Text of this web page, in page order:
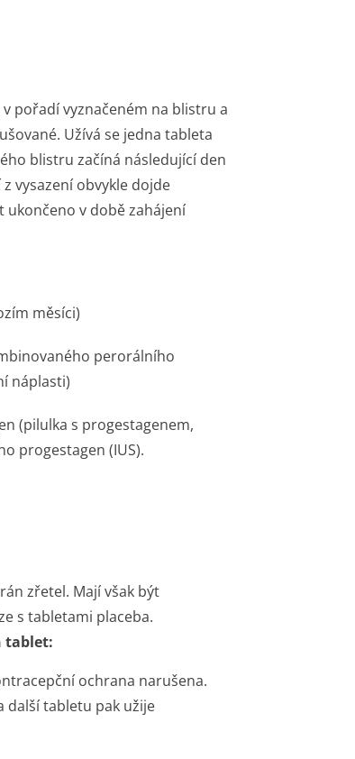
pořadí vyznačeném na blistru a
Užívá se jedna tableta
blistru začíná následující den
vysazení obvykle dojde
ukončeno v době zahájení
měsíci)
perorálního
náplasti)
(pilulka s progestagenem,
progestagen (IUS).
zřetel. Mají však být
s tabletami placeba.
tablet:
ochrana narušena.
další tabletu pak užije